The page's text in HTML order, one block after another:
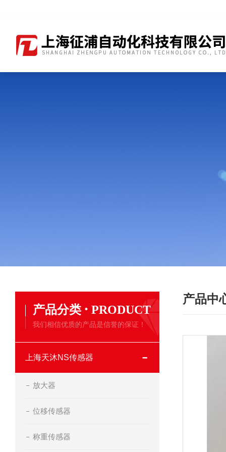
产品中
产品分类 · PRODUCT
我们相信优质的产品是信誉的保证！
上海天沐NS传感器
放大器
位移传感器
称重传感器